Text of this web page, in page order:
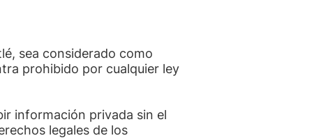
sea considerado como
prohibido por cualquier ley
información privada sin el
legales de los